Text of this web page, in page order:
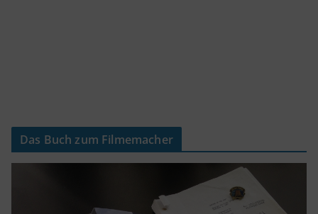
Das Buch zum Filmemacher